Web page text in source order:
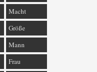
Macht
Größe
Mann
Frau